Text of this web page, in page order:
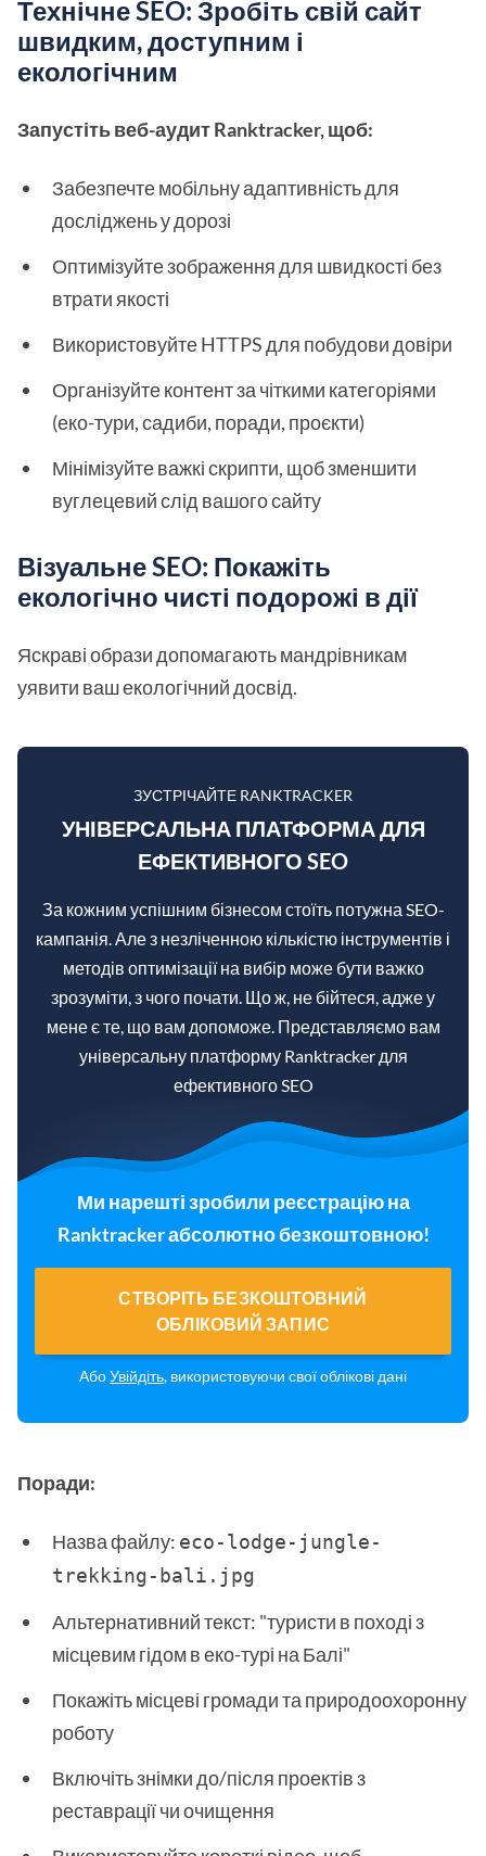
Технічне SEO: Зробіть свій сайт
швидким, доступним і
екологічним
Запустіть веб-аудит Ranktracker, щоб:
Забезпечте мобільну адаптивність для
досліджень у дорозі
Оптимізуйте зображення для швидкості без
втрати якості
Використовуйте HTTPS для побудови довіри
Організуйте контент за чіткими категоріями
(еко-тури, садиби, поради, проєкти)
Мінімізуйте важкі скрипти, щоб зменшити
вуглецевий слід вашого сайту
Візуальне SEO: Покажіть
екологічно чисті подорожі в дії
Яскраві образи допомагають мандрівникам
уявити ваш екологічний досвід.
ЗУСТРІЧАЙТЕ RANKTRACKER
УНІВЕРСАЛЬНА ПЛАТФОРМА ДЛЯ
ЕФЕКТИВНОГО SEO
За кожним успішним бізнесом стоїть потужна SEO-
кампанія. Але з незліченною кількістю інструментів і
методів оптимізації на вибір може бути важко
зрозуміти, з чого почати. Що ж, не бійтеся, адже у
мене є те, що вам допоможе. Представляємо вам
універсальну платформу Ranktracker для
ефективного SEO
Ми нарешті зробили реєстрацію на
Ranktracker абсолютно безкоштовною!
СТВОРІТЬ БЕЗКОШТОВНИЙ
ОБЛІКОВИЙ ЗАПИС
АбоУвійдіть, використовуючи свої облікові дані
Поради:
Назва файлу: eco-lodge-jungle-
trekking-bali.jpg
Альтернативний текст: "туристи в поході з
місцевим гідом в еко-турі на Балі"
Покажіть місцеві громади та природоохоронну
роботу
Включіть знімки до/після проектів з
реставрації чи очищення